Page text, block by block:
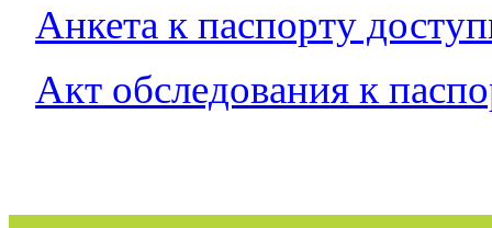
Анкета к паспорту
Акт обследования к